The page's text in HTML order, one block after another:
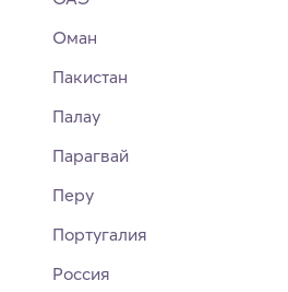
Оман
Пакистан
Палау
Парагвай
Перу
Португалия
Россия